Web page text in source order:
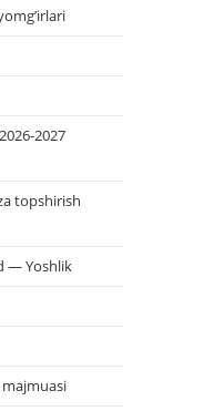
2027
topshirish
— Yoshlik
majmuasi